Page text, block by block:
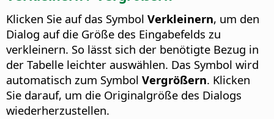
Klicken Sie auf das Symbol Verkleinern, um den
Dialog auf die Größe des Eingabefelds zu
verkleinern. So lässt sich der benötigte Bezug in
der Tabelle leichter auswählen. Das Symbol wird
automatisch zum Symbol Vergrößern. Klicken
Sie darauf, um die Originalgröße des Dialogs
wiederherzustellen.